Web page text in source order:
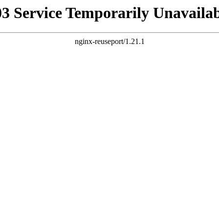
Service Temporarily
nginx-reuseport/1.21.1